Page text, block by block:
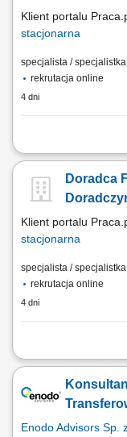
Klient portalu
stacjonarna
specjalista /
rekrutacja online
4 dni
Identyfikowanie
sprzedaż produktów
sprzedażowych;
Doradca
Klient portalu
stacjonarna
specjalista /
rekrutacja online
4 dni
Identyfikowanie
sprzedaż produktów
sprzedażowych;
Enodo Advisors Sp.